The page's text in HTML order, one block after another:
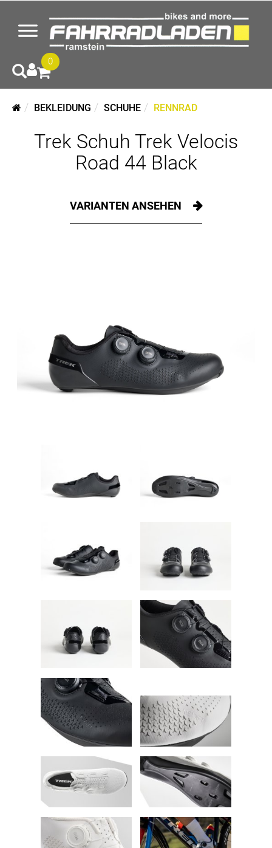
0
BEKLEIDUNG SCHUHE RENNRAD
Trek Schuh Trek Velocis
Road 44 Black
VARIANTEN ANSEHEN